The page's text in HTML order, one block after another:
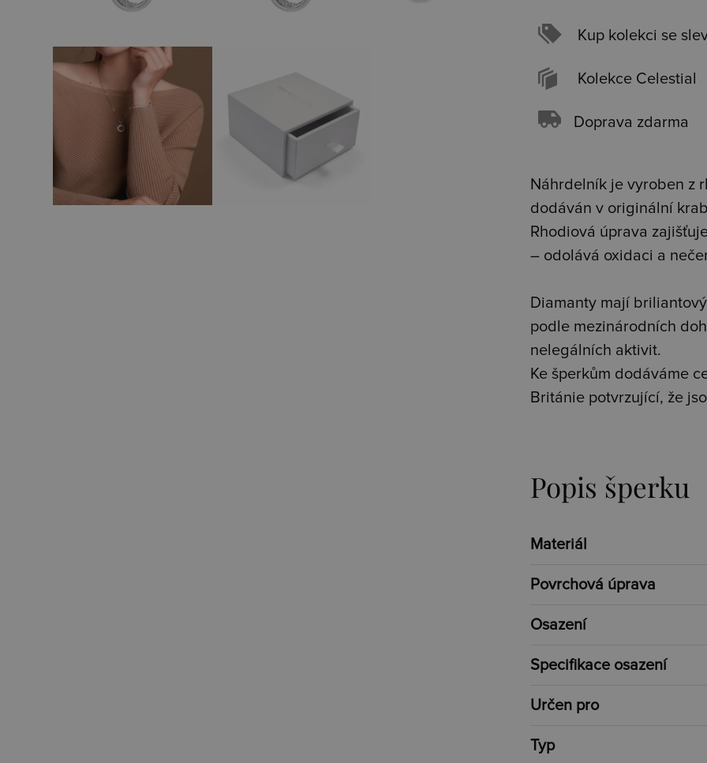
Kup kolekci se
Kolekce Celestial
Doprava zdarma
Náhrdelník je vyroben z
dodáván v originální
Rhodiová úprava
– odolává oxidaci a
Diamanty mají
podle mezinárodních
nelegálních aktivit.
Ke šperkům dodáváme
Británie potvrzující, že
Popis šperku
Materiál
Povrchová úprava
Osazení
Specifikace osazení
Určen pro
Typ